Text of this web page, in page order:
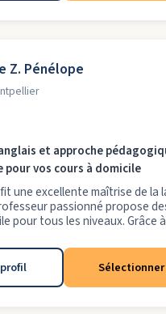
Z. Pénélope
et approche
pour vos cours à domicile
une excellente maîtrise de la
passionné propose
pour tous les niveaux. Grâce à
Sélectionner